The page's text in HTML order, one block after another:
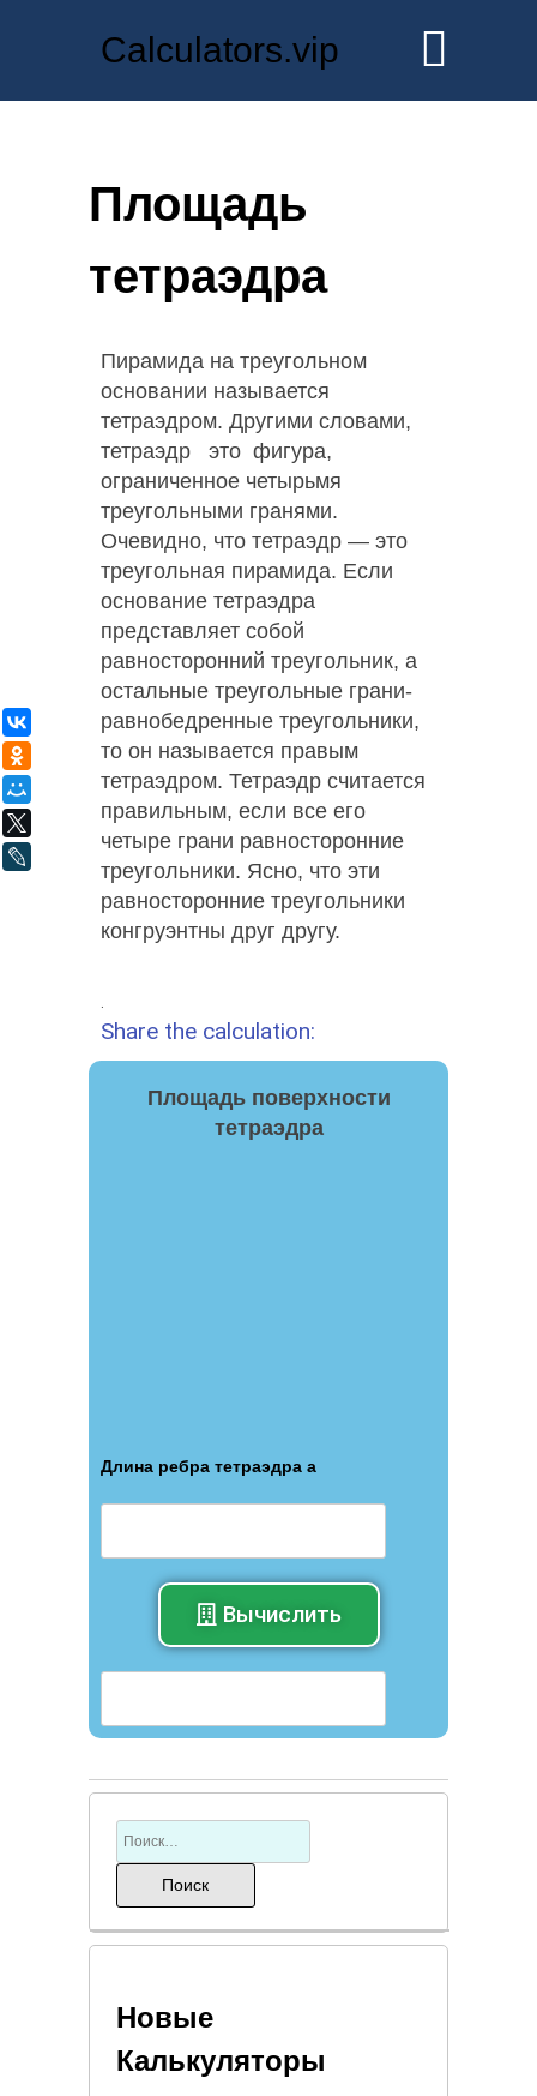
Calculators.vip
Площадь
тетраэдра
Пирамида на треугольном
основании называется
тетраэдром. Другими словами,
тетраэдр это фигура,
ограниченное четырьмя
треугольными гранями.
Очевидно, что тетраэдр — это
треугольная пирамида. Если
основание тетраэдра
представляет собой
равносторонний треугольник, а
остальные треугольные грани-
равнобедренные треугольники,
то он называется правым
тетраэдром. Тетраэдр считается
правильным, если все его
четыре грани равносторонние
треугольники. Ясно, что эти
равносторонние треугольники
конгруэнтны друг другу.
Share the calculation:
Площадь поверхности
тетраэдра
Длина ребра тетраэдра а
Вычислить
Новые
Калькуляторы
ВКонтакте
Одноклассники
Мой Мир